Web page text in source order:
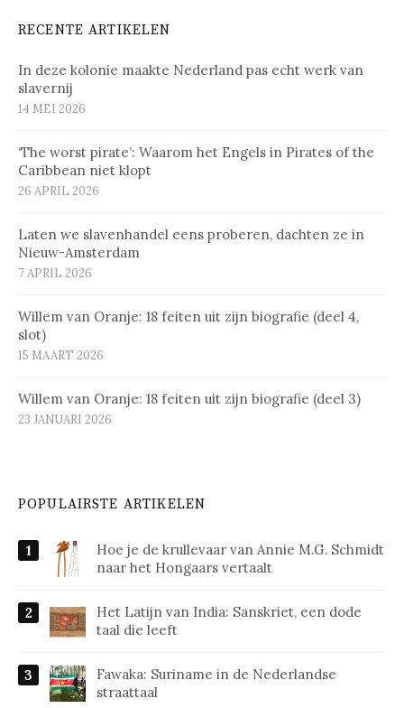
RECENTE ARTIKELEN
In deze kolonie maakte Nederland pas echt werk van
slavernij
14 MEI 2026
‘The worst pirate’: Waarom het Engels in Pirates of the
Caribbean niet klopt
26 APRIL 2026
Laten we slavenhandel eens proberen, dachten ze in
Nieuw-Amsterdam
7 APRIL 2026
Willem van Oranje: 18 feiten uit zijn biografie (deel 4,
slot)
15 MAART 2026
Willem van Oranje: 18 feiten uit zijn biografie (deel 3)
23 JANUARI 2026
POPULAIRSTE ARTIKELEN
Hoe je de krullevaar van Annie M.G. Schmidt
naar het Hongaars vertaalt
Het Latijn van India: Sanskriet, een dode
taal die leeft
Fawaka: Suriname in de Nederlandse
straattaal